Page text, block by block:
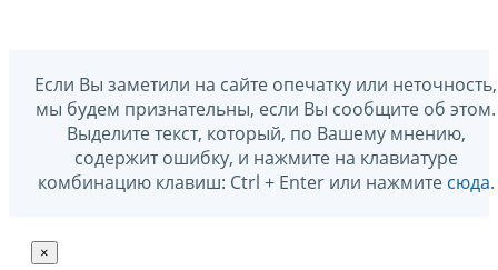
Если Вы заметили на сайте опечатку или неточность,
мы будем признательны, если Вы сообщите об этом.
Выделите текст, который, по Вашему мнению,
содержит ошибку, и нажмите на клавиатуре
комбинацию клавиш: Ctrl + Enter или нажмите сюда.
×